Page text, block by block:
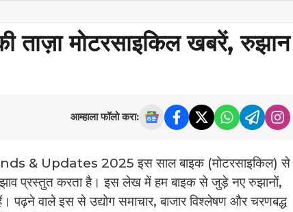
मोटरसाइकिल खबरें, रुझान
आम्हाला फॉलो करा:
& Updates 2025 इस साल बाइक (मोटरसाइकिल) से
प्रस्तुत करता है। इस लेख में हम बाइक से जुड़े नए रुझानों,
पढ़ने वाले इस से उद्योग समाचार, बाजार विश्लेषण और चरणबद्ध